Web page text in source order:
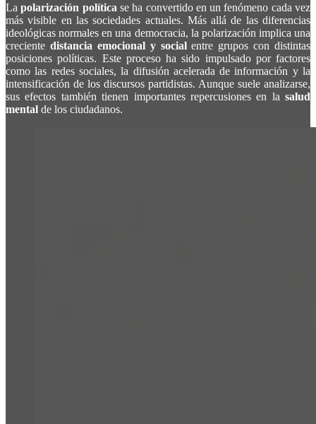
Lapolarización política se ha convertido en un fenómeno cada vez
más visible en las sociedades actuales. Más allá de las diferencias
ideológicas normales en una democracia, la polarización implica una
creciente distancia emocional y socialentre grupos con distintas
posiciones políticas. Este proceso ha sido impulsado por factores
como las redes sociales, la difusión acelerada de información y la
intensificación de los discursos partidistas. Aunque suele analizarse,
sus efectos también tienen importantes repercusiones en la salud
mental de los ciudadanos.